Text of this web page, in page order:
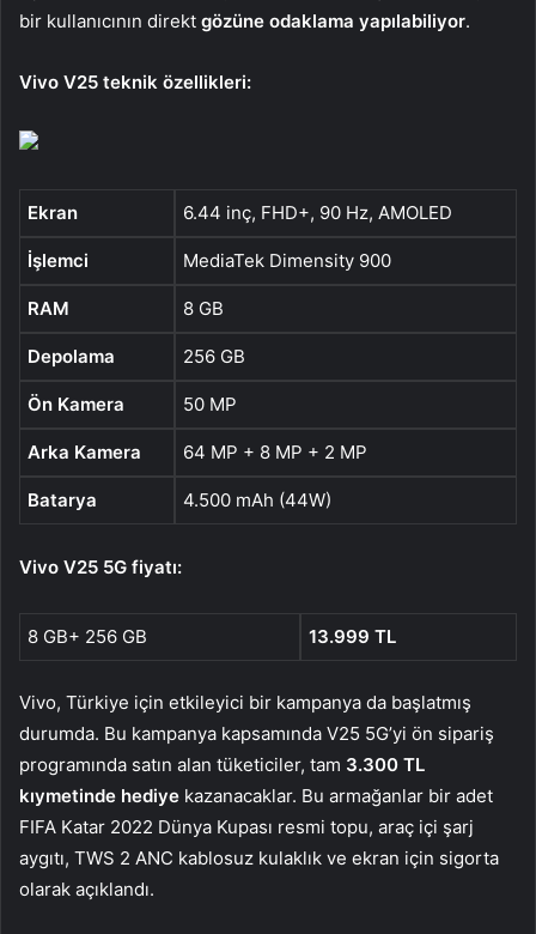
bir kullanıcının direkt gözüne odaklama yapılabiliyor.
Vivo V25 teknik özellikleri:
Ekran 6.44 inç, FHD+, 90 Hz, AMOLED
İşlemci MediaTek Dimensity 900
RAM 8 GB
Depolama 256 GB
Ön Kamera 50 MP
Arka Kamera 64 MP + 8 MP + 2 MP
Batarya 4.500 mAh (44W)
Vivo V25 5G fiyatı:
8 GB+ 256 GB 13.999 TL
Vivo, Türkiye için etkileyici bir kampanya da başlatmış
durumda. Bu kampanya kapsamında V25 5G’yi ön sipariş
programında satın alan tüketiciler, tam 3.300 TL
kıymetinde hediye kazanacaklar. Bu armağanlar bir adet
FIFA Katar 2022 Dünya Kupası resmi topu, araç içi şarj
aygıtı, TWS 2 ANC kablosuz kulaklık ve ekran için sigorta
olarak açıklandı.